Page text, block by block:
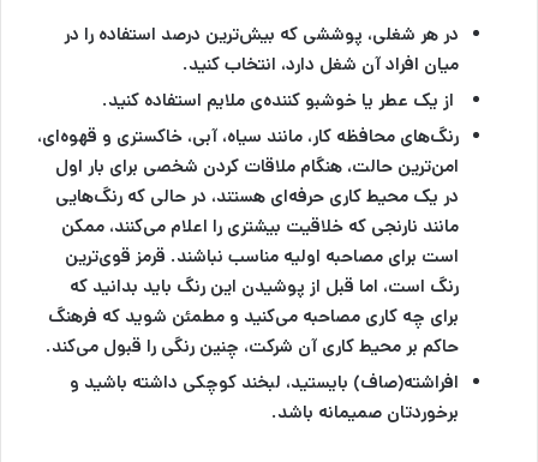
در هر شغلی، پوششی که بیش‌ترین درصد استفاده را در
میان افراد آن شغل دارد، انتخاب کنید.
از یک عطر یا خوشبو کننده‌ی ملایم استفاده کنید.
رنگ‌های محافظه کار، مانند سیاه، آبی، خاکستری و قهوه‌ای،
امن‌ترین حالت، هنگام ملاقات کردن شخصی برای بار اول
در یک محیط کاری حرفه‌ای هستند، در حالی که رنگ‌هایی
مانند نارنجی که خلاقیت بیشتری را اعلام می‌کنند، ممکن
است برای مصاحبه اولیه مناسب نباشند. قرمز قوی‌ترین
رنگ است، اما قبل از پوشیدن این رنگ باید بدانید که
برای چه کاری مصاحبه می‌کنید و مطمئن شوید که فرهنگ
حاکم بر محیط کاری آن شرکت، چنین رنگی را قبول می‌کند.
افراشته(صاف) بایستید، لبخند کوچکی داشته باشید و
برخوردتان صمیمانه باشد.